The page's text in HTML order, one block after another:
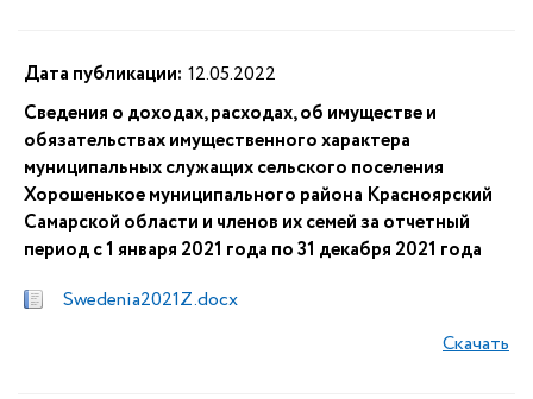
Дата публикации: 12.05.2022
Сведения о доходах, расходах, об имуществе и
обязательствах имущественного характера
муниципальных служащих сельского поселения
Хорошенькое муниципального района Красноярский
Самарской области и членов их семей за отчетный
период с 1 января 2021 года по 31 декабря 2021 года
Swedenia2021Z.docx
Скачать